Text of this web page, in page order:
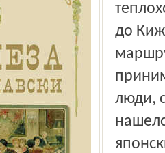
до
люди,